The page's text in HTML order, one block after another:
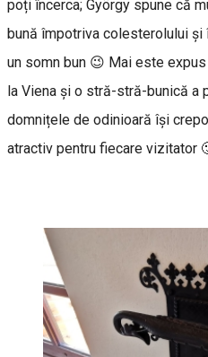
poți încerca; György spune că
bună împotriva colesterolului
un somn bun 😉 Mai este
la Viena și o stră-stră-bunică a
domnițele de odinioară își
atractiv pentru fiecare vizitator